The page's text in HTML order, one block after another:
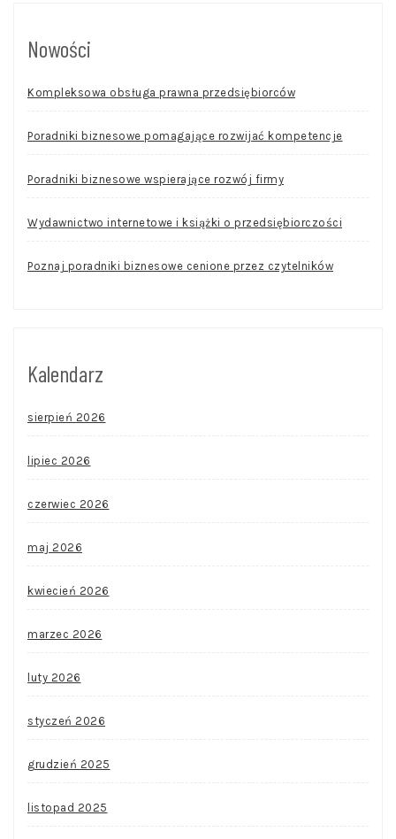
Nowości
Kompleksowa obsługa prawna przedsiębiorców
Poradniki biznesowe pomagające rozwijać kompetencje
Poradniki biznesowe wspierające rozwój firmy
Wydawnictwo internetowe i książki o przedsiębiorczości
Poznaj poradniki biznesowe cenione przez czytelników
Kalendarz
sierpień 2026
lipiec 2026
czerwiec 2026
maj 2026
kwiecień 2026
marzec 2026
luty 2026
styczeń 2026
grudzień 2025
listopad 2025